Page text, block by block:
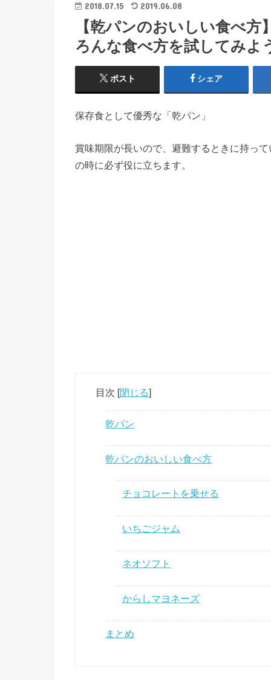
2018.07.15 2019.06.08
【乾パンのおいしい食べ
ろんな食べ方を試してみよ
ポスト シェア
保存食として優秀な「乾パン」
賞味期限が長いので、避難するときに持っ
の時に必ず役に立ちます。
目次 [閉じる]
乾パン
乾パンのおいしい食べ方
チョコレートを乗せる
いちごジャム
ネオソフト
からしマヨネーズ
まとめ